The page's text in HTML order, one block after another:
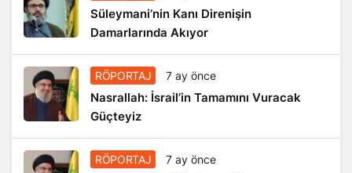
Süleymani’nin Kanı Direnişin
Damarlarında Akıyor
RÖPORTAJ 7 ay önce
Nasrallah: İsrail’in Tamamını Vuracak
Güçteyiz
RÖPORTAJ 7 ay önce